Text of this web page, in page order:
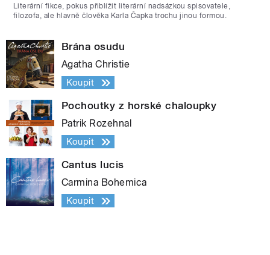
Literární fikce, pokus přiblížit literární nadsázkou spisovatele,
filozofa, ale hlavně člověka Karla Čapka trochu jinou formou.
Brána osudu
Agatha Christie
Koupit
Pochoutky z horské chaloupky
Patrik Rozehnal
Koupit
Cantus lucis
Carmina Bohemica
Koupit